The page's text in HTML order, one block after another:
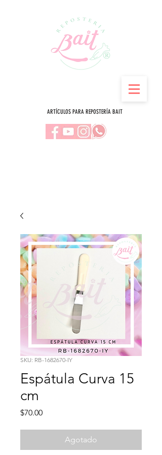
ARTÍCULOS PARA REPOSTERÍA BAIT
SKU: RB-1682670-IY
Espátula Curva 15
cm
$70.00Precio
Agotado